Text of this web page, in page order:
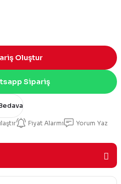
Oluştur
Sipariş
Fiyat Alarmı Yorum Yaz